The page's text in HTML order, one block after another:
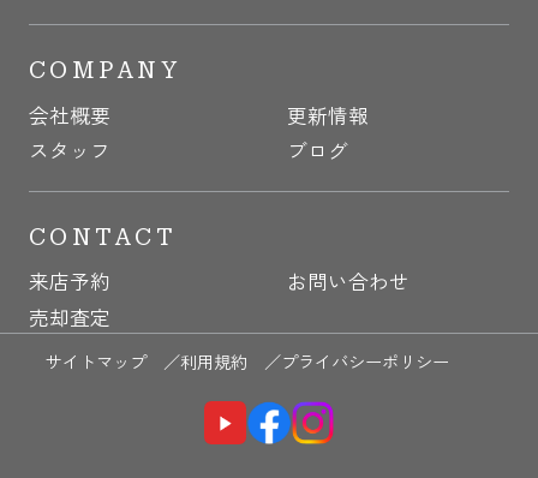
COMPANY
会社概要
更新情報
スタッフ
ブログ
CONTACT
来店予約
お問い合わせ
売却査定
サイトマップ ／利用規約 ／プライバシーポリシー